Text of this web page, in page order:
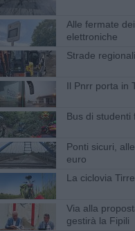
Alle fermate
elettroniche
Strade
Il Pnrr porta in
Bus di studenti
Ponti sicuri,
euro
La ciclovia
Via alla
gestirà la Fipili